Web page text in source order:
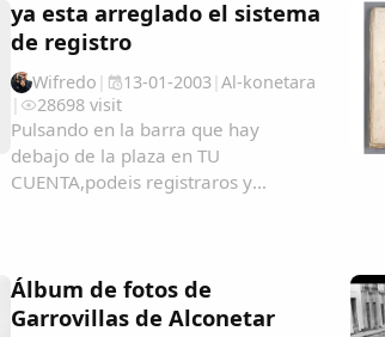
ya esta arreglado el sistema
de registro
Wifredo | 13-01-2003| Al-konetara
|
28698 visit
Pulsando en la barra que hay
debajo de la plaza en TU
CUENTA,podeis registraros y
Álbum de fotos de
Garrovillas de Alconetar